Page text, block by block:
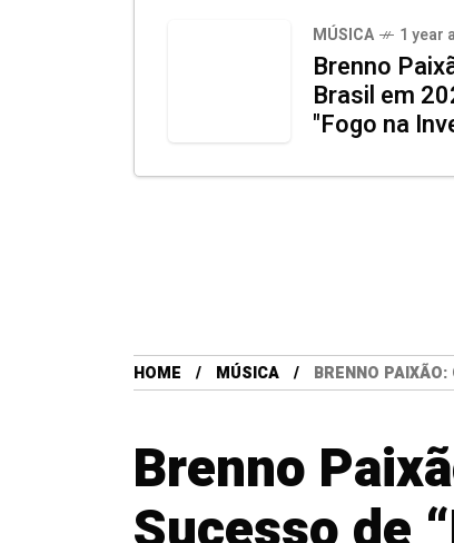
MÚSICA 1 year
Brenno
Brasil em
"Fogo na
HOME MÚSICA BRENNO
Brenno